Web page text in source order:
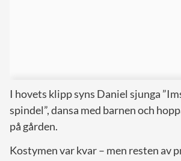
I hovets klipp syns Daniel sjunga
spindel”, dansa med barnen och
på gården.
Kostymen var kvar – men resten av